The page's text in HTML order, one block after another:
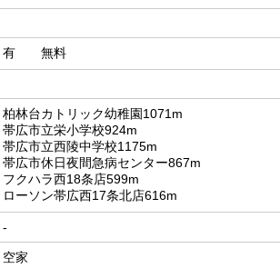
有 無料
柏林台カトリック幼稚園1071m
帯広市立栄小学校924m
帯広市立西陵中学校1175m
帯広市休日夜間急病センター867m
フクハラ西18条店599m
ローソン帯広西17条北店616m
-
空家